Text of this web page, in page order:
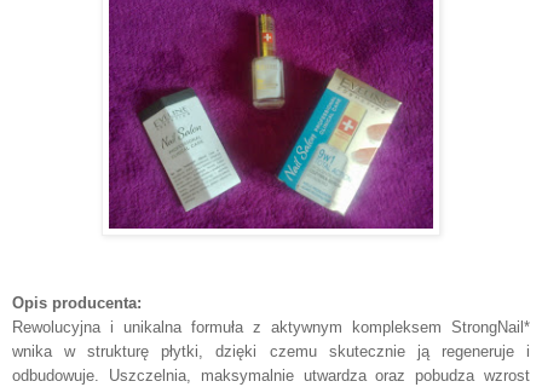
Opis producenta:
Rewolucyjna i unikalna formuła z aktywnym kompleksem StrongNail*
wnika w strukturę płytki, dzięki czemu skutecznie ją regeneruje i
odbudowuje. Uszczelnia, maksymalnie utwardza oraz pobudza wzrost